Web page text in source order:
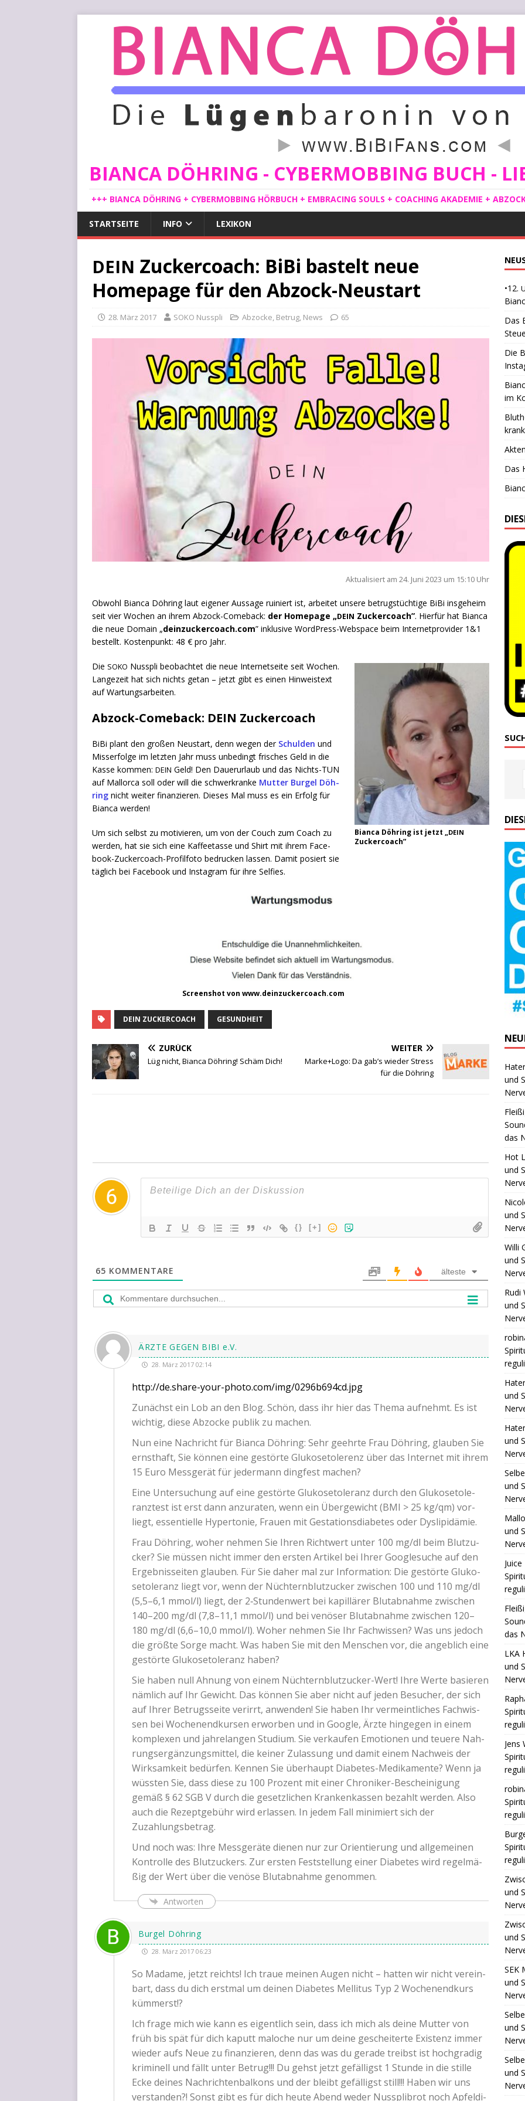
BIANCA DÖHRING - CYBERMOBBING BUCH -
+++ BIANCA DÖHRING + CYBERMOBBING HÖRBUCH + EMBRACING SOULS + COACHING AKADEMIE +
STARTSEITE INFO LEXIKON
DEIN Zuckercoach: BiBi bastelt neue
Homepage für den Abzock-Neustart
28. März 2017 SOKO Nusspli Abzocke, Betrug, News 65
Aktua­li­siert am 24. Juni 2023 um 15:10 Uhr
Obwohl Bian­ca Döh­ring laut eige­ner Aus­sa­ge rui­niert ist, arbei­tet unse­re betrugs­tüch­ti­ge BiBi ins­ge­heim
seit vier Wochen an ihrem Abzock-Come­back: der Home­page „DEIN Zucker­coach”. Hier­für hat Bian­ca
die neue Domain „deinzuckercoach.com” inklu­si­ve Word­Press-Web­space beim Inter­net­pro­vi­der 1&1
bestellt. Kos­ten­punkt: 48 € pro Jahr.
Bian­ca Döh­ring ist jetzt „DEIN
Zuckercoach”
Die SOKO Nus­spli beob­ach­tet die neue Inter­net­sei­te seit Wochen.
Lan­ge­zeit hat sich nichts getan – jetzt gibt es einen Hin­weis­text
auf Wartungsarbeiten.
Abzock-Comeback: DEIN Zuckercoach
BiBi plant den gro­ßen Neu­start, denn wegen der Schul­den und
Miss­erfol­ge im letz­ten Jahr muss unbe­dingt fri­sches Geld in die
Kas­se kom­men: DEIN Geld! Den Dau­er­ur­laub und das Nichts-TUN
auf Mal­lor­ca soll oder will die schwer­kran­ke Mut­ter Bur­gel Döh­
ring nicht wei­ter finan­zie­ren. Die­ses Mal muss es ein Erfolg für
Bian­ca werden!
Um sich selbst zu moti­vie­ren, um von der Couch zum Coach zu
wer­den, hat sie sich eine Kaf­fee­tas­se und Shirt mit ihrem Face­
book-Zucker­coach-Pro­fil­fo­to bedru­cken las­sen. Damit posiert sie
täg­lich bei Face­book und Insta­gram für ihre Selfies.
Screen­shot von www.deinzuckercoach.com
DEIN ZUCKERCOACH GESUNDHEIT
ZURÜCK
Lüg nicht, Bianca Döhring! Schäm Dich!
WEITER
Marke+Logo: Da gab’s wieder Stress
für die Döhring
{} [+]
65 KOMMENTARE älteste
ÄRZTE GEGEN BIBI e.V.
28. März 2017 02:14
http://de.share-your-photo.com/img/0296b694cd.jpg
Zunächst ein Lob an den Blog. Schön, dass ihr hier das The­ma auf­nehmt. Es ist
wich­tig, die­se Abzo­cke publik zu machen.
Nun eine Nach­richt für Bian­ca Döh­ring: Sehr geehr­te Frau Döh­ring, glau­ben Sie
ernst­haft, Sie kön­nen eine gestör­te Glu­ko­se­to­le­renz über das Inter­net mit ihrem
15 Euro Mess­ge­rät für jeder­mann ding­fest machen?
Eine Unter­su­chung auf eine gestör­te Glu­ko­se­to­le­ranz durch den Glu­ko­se­to­le­
ranz­test ist erst dann anzu­ra­ten, wenn ein Über­ge­wicht (BMI > 25 kg/qm) vor­
liegt, essen­ti­el­le Hyper­to­nie, Frau­en mit Gesta­ti­ons­dia­be­tes oder Dyslipidämie.
Frau Döh­ring, woher neh­men Sie Ihren Richt­wert unter 100 mg/dl beim Blut­zu­
cker? Sie müs­sen nicht immer den ers­ten Arti­kel bei Ihrer Goo­g­le­su­che auf den
Ergeb­nis­sei­ten glau­ben. Für Sie daher mal zur Infor­ma­ti­on: Die gestör­te Glu­ko­
se­to­le­ranz liegt vor, wenn der Nüch­tern­blut­zu­cker zwi­schen 100 und 110 mg/dl
(5,5–6,1 mmol/l) liegt, der 2‑Stundenwert bei kapil­lä­rer Blut­ab­nah­me zwi­schen
140–200 mg/dl (7,8–11,1 mmol/l) und bei venö­ser Blut­ab­nah­me zwi­schen 120–
180 mg/dl (6,6–10,0 mmol/l). Woher neh­men Sie Ihr Fach­wis­sen? Was uns jedoch
die größ­te Sor­ge macht. Was haben Sie mit den Men­schen vor, die angeb­lich eine
gestör­te Glu­ko­se­to­le­ranz haben?
Sie haben null Ahnung von einem Nüch­tern­blut­zu­cker-Wert! Ihre Wer­te basie­ren
näm­lich auf Ihr Gewicht. Das kön­nen Sie aber nicht auf jeden Besu­cher, der sich
auf Ihrer Betrugs­sei­te ver­irrt, anwen­den! Sie haben Ihr ver­meint­li­ches Fach­wis­
sen bei Wochen­end­kur­sen erwor­ben und in Goog­le, Ärz­te hin­ge­gen in einem
kom­ple­xen und jah­re­lan­gen Stu­di­um. Sie ver­kau­fen Emo­tio­nen und teue­re Nah­
rungs­er­gän­zungs­mit­tel, die kei­ner Zulas­sung und damit einem Nach­weis der
Wirk­sam­keit bedür­fen. Ken­nen Sie über­haupt Dia­be­tes-Medi­ka­men­te? Wenn ja
wüss­ten Sie, dass die­se zu 100 Pro­zent mit einer Chro­ni­ker-Beschei­ni­gung
gemäß § 62 SGB V durch die gesetz­li­chen Kran­ken­kas­sen bezahlt wer­den. Also
auch die Rezept­ge­bühr wird erlas­sen. In jedem Fall mini­miert sich der
Zuzahlungsbetrag.
Und noch was: Ihre Mess­ge­rä­te die­nen nur zur Ori­en­tie­rung und all­ge­mei­nen
Kon­trol­le des Blut­zu­ckers. Zur ers­ten Fest­stel­lung einer Dia­be­tes wird regel­mä­
ßig der Wert über die venö­se Blut­ab­nah­me genommen.
Antworten
Burgel Döhring
28. März 2017 06:23
So Madame, jetzt reichts! Ich traue mei­nen Augen nicht – hat­ten wir nicht ver­ein­
bart, dass du dich erst­mal um dei­nen Dia­be­tes Mel­li­tus Typ 2 Wochen­end­kurs
kümmerst!?
Ich fra­ge mich wie kann es eigent­lich sein, dass ich mich als dei­ne Mut­ter von
früh bis spät für dich kaputt malo­che nur um dei­ne geschei­ter­te Exis­tenz immer
wie­der aufs Neue zu finan­zie­ren, denn das was du gera­de treibst ist hoch­gra­dig
kri­mi­nell und fällt unter Betrug!!! Du gehst jetzt gefäl­ligst 1 Stun­de in die stil­le
Ecke dei­nes Nach­rich­ten­bal­kons und der bleibt gefäl­ligst still!!! Haben wir uns
ver­stan­den?! Sonst gibt es für dich heu­te Abend weder Nus­sp­li­brot noch Apfel­di­
•12.
Das
Die
im
Das
und
das
Hot
und
und
Willi
und
Rudi
und
und
und
und
und
Juice
das
LKA
und
Jens
und
und
SEK
und
und
und